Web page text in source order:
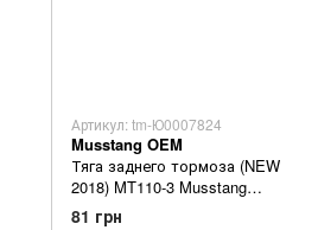
Артикул: tm-Ю0007824
Musstang OEM
Тяга заднего тормоза (NEW
2018) MT110-3 Musstang
MT110-3
81 грн